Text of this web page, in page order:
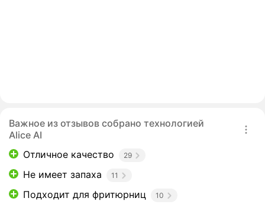
Важное из отзывов собрано технологией
Alice AI
Отличное качество
29
Не имеет запаха 11
Подходит для фритюрниц 10